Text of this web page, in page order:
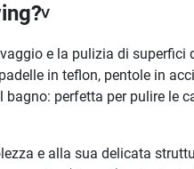
e la pulizia di
in teflon, pentole in
perfetta per pulire le
e alla sua delicata